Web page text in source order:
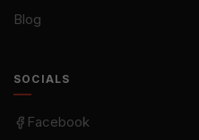
Blog
SOCIALS
Facebook